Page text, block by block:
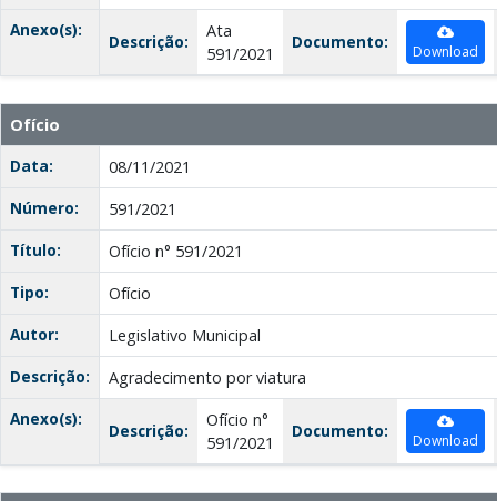
Anexo(s):
Descrição:
Ata
591/2021
Documento: Download
Ofício
Data:
08/11/2021
Número:
591/2021
Título:
Ofício n° 591/2021
Tipo:
Ofício
Autor:
Legislativo Municipal
Descrição:
Agradecimento por viatura
Anexo(s):
Descrição:
Ofício n°
591/2021
Documento: Download